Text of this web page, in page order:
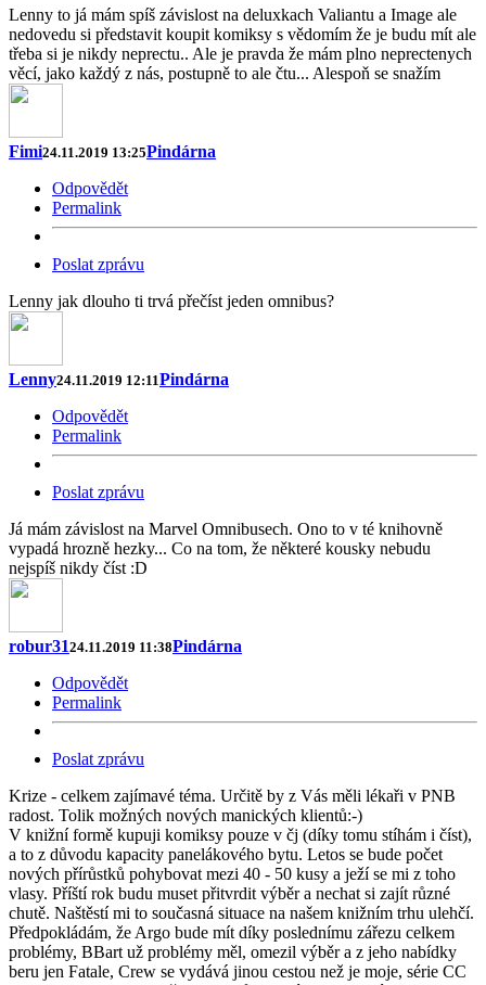
Lenny to já mám spíš závislost na deluxkach Valiantu a Image ale
nedovedu si představit koupit komiksy s vědomím že je budu mít ale
třeba si je nikdy neprectu.. Ale je pravda že mám plno neprectenych
věcí, jako každý z nás, postupně to ale čtu... Alespoň se snažím
Fimi24.11.2019 13:25Pindárna
Odpovědět
Permalink
Poslat zprávu
Lenny jak dlouho ti trvá přečíst jeden omnibus?
Lenny24.11.2019 12:11Pindárna
Odpovědět
Permalink
Poslat zprávu
Já mám závislost na Marvel Omnibusech. Ono to v té knihovně
vypadá hrozně hezky... Co na tom, že některé kousky nebudu
nejspíš nikdy číst :D
robur3124.11.2019 11:38Pindárna
Odpovědět
Permalink
Poslat zprávu
Krize - celkem zajímavé téma. Určitě by z Vás měli lékaři v PNB
radost. Tolik možných nových manických klientů:-)
V knižní formě kupuji komiksy pouze v čj (díky tomu stíhám i číst),
a to z důvodu kapacity panelákového bytu. Letos se bude počet
nových přírůstků pohybovat mezi 40 - 50 kusy a ježí se mi z toho
vlasy. Příští rok budu muset přitvrdit výběr a nechat si zajít různé
chutě. Naštěstí mi to současná situace na našem knižním trhu ulehčí.
Předpokládám, že Argo bude mít díky poslednímu zářezu celkem
problémy, BBart už problémy měl, omezil výběr a z jeho nabídky
beru jen Fatale, Crew se vydává jinou cestou než je moje, série CC